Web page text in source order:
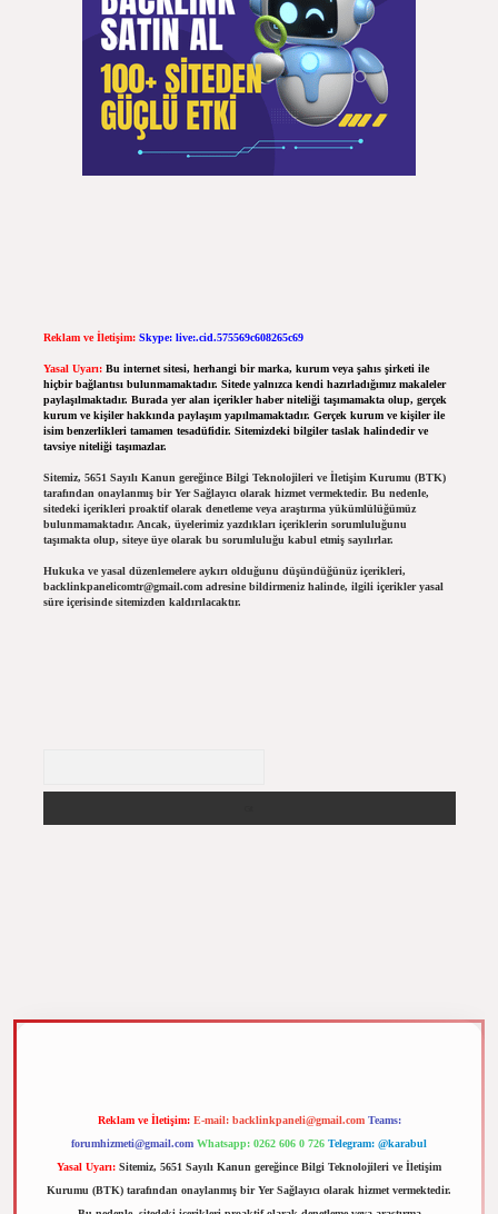
Reklam ve İletişim: Skype: live:.cid.575569c608265c69
Yasal Uyarı: Bu internet sitesi, herhangi bir marka, kurum veya şahıs şirketi ile
hiçbir bağlantısı bulunmamaktadır. Sitede yalnızca kendi hazırladığımız makaleler
paylaşılmaktadır. Burada yer alan içerikler haber niteliği taşımamakta olup, gerçek
kurum ve kişiler hakkında paylaşım yapılmamaktadır. Gerçek kurum ve kişiler ile
isim benzerlikleri tamamen tesadüfidir. Sitemizdeki bilgiler taslak halindedir ve
tavsiye niteliği taşımazlar.
Sitemiz, 5651 Sayılı Kanun gereğince Bilgi Teknolojileri ve İletişim Kurumu (BTK)
tarafından onaylanmış bir Yer Sağlayıcı olarak hizmet vermektedir. Bu nedenle,
sitedeki içerikleri proaktif olarak denetleme veya araştırma yükümlülüğümüz
bulunmamaktadır. Ancak, üyelerimiz yazdıkları içeriklerin sorumluluğunu
taşımakta olup, siteye üye olarak bu sorumluluğu kabul etmiş sayılırlar.
Hukuka ve yasal düzenlemelere aykırı olduğunu düşündüğünüz içerikleri,
backlinkpanelicomtr@gmail.comadresine bildirmeniz halinde, ilgili içerikler yasal
süre içerisinde sitemizden kaldırılacaktır.
Reklam ve İletişim: E-mail: backlinkpaneli@gmail.com Teams:
forumhizmeti@gmail.com Whatsapp: 0262 606 0 726 Telegram: @karabul
Yasal Uyarı: Sitemiz, 5651 Sayılı Kanun gereğince Bilgi Teknolojileri ve İletişim
Kurumu (BTK) tarafından onaylanmış bir Yer Sağlayıcı olarak hizmet vermektedir.